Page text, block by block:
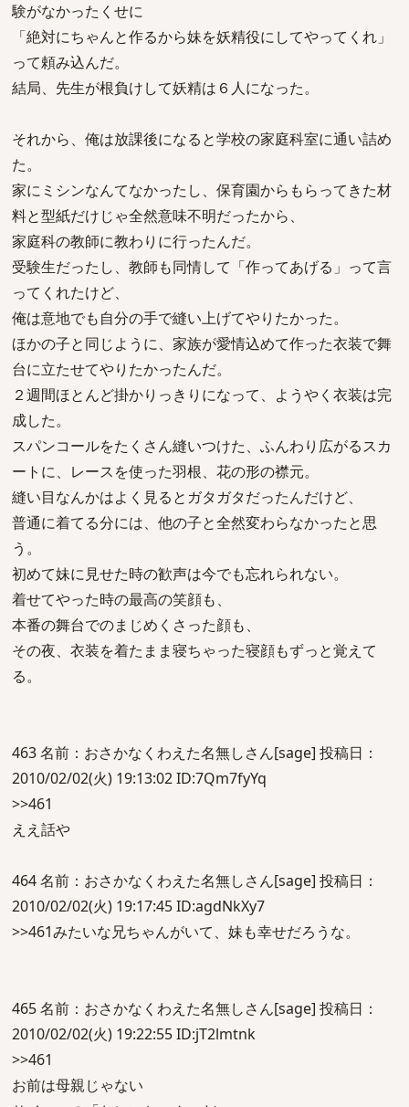
験がなかったくせに
「絶対にちゃんと作るから妹を妖精役にしてやってくれ」
って頼み込んだ。
結局、先生が根負けして妖精は６人になった。
それから、俺は放課後になると学校の家庭科室に通い詰め
た。
家にミシンなんてなかったし、保育園からもらってきた材
料と型紙だけじゃ全然意味不明だったから、
家庭科の教師に教わりに行ったんだ。
受験生だったし、教師も同情して「作ってあげる」って言
ってくれたけど、
俺は意地でも自分の手で縫い上げてやりたかった。
ほかの子と同じように、家族が愛情込めて作った衣装で舞
台に立たせてやりたかったんだ。
２週間ほとんど掛かりっきりになって、ようやく衣装は完
成した。
スパンコールをたくさん縫いつけた、ふんわり広がるスカ
ートに、レースを使った羽根、花の形の襟元。
縫い目なんかはよく見るとガタガタだったんだけど、
普通に着てる分には、他の子と全然変わらなかったと思
う。
初めて妹に見せた時の歓声は今でも忘れられない。
着せてやった時の最高の笑顔も、
本番の舞台でのまじめくさった顔も、
その夜、衣装を着たまま寝ちゃった寝顔もずっと覚えて
る。
463 名前：おさかなくわえた名無しさん[sage] 投稿日：
2010/02/02(火) 19:13:02 ID:7Qm7fyYq
>>461
ええ話や
464 名前：おさかなくわえた名無しさん[sage] 投稿日：
2010/02/02(火) 19:17:45 ID:agdNkXy7
>>461みたいな兄ちゃんがいて、妹も幸せだろうな。
465 名前：おさかなくわえた名無しさん[sage] 投稿日：
2010/02/02(火) 19:22:55 ID:jT2lmtnk
>>461
お前は母親じゃない